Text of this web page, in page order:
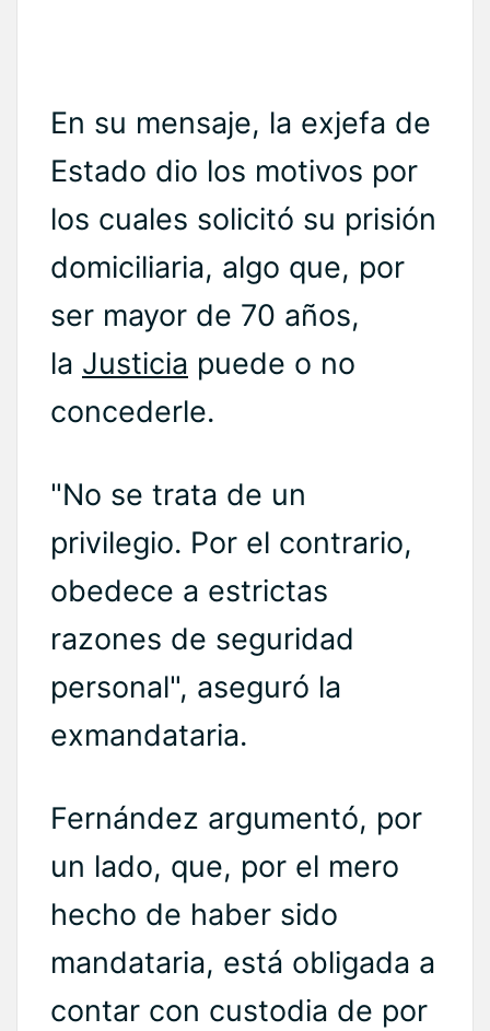
En su mensaje, la exjefa de
Estado dio los motivos por
los cuales solicitó su prisión
domiciliaria, algo que, por
ser mayor de 70 años,
la Justicia puede o no
concederle.
"No se trata de un
privilegio. Por el contrario,
obedece a estrictas
razones de seguridad
personal", aseguró la
exmandataria.
Fernández argumentó, por
un lado, que, por el mero
hecho de haber sido
mandataria, está obligada a
contar con custodia de por